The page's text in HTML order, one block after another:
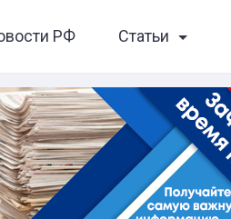
РФ Статьи